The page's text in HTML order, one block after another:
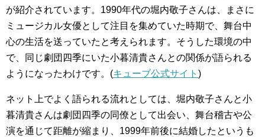
が紹介されています。1990年代の堀内敬子さんは、まさに
ミュージカル女優として注目を集めていた時期で、舞台中
心の生活を送っていたと考えられます。そうした環境の中
で、同じ劇団四季にいた小暮清貴さんとの関係が語られる
ようになったわけです。(キューブ公式サイト )
ネット上でよく語られる流れとしては、堀内敬子さんと小
暮清貴さんは劇団四季の同僚として出会い、舞台稽古や公
演を通じて距離が縮まり、1999年前後に結婚したというも